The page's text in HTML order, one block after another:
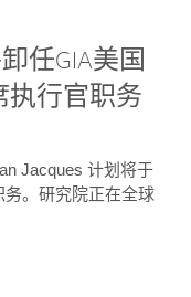
任GIA美国
执行官职务
Jacques 计划将于
。研究院正在全球